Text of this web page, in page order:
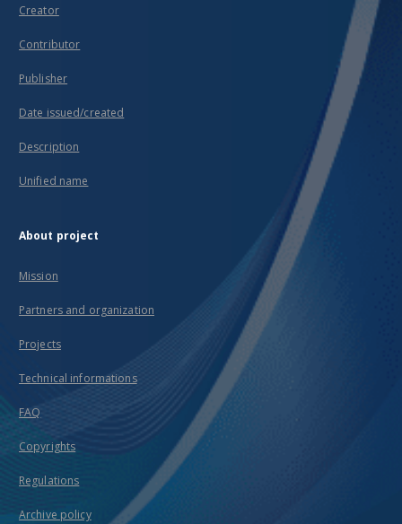
Creator
Contributor
Publisher
Date issued/created
Description
Unified name
About project
Mission
Partners and organization
Projects
Technical informations
FAQ
Copyrights
Regulations
Archive policy